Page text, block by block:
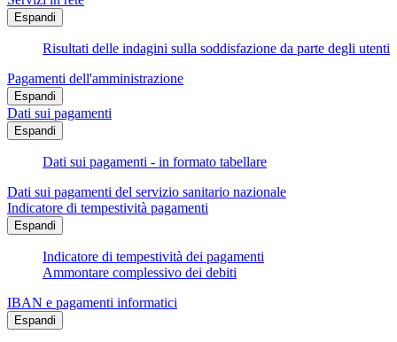
Espandi
Risultati delle indagini sulla soddisfazione da parte degli utenti
Pagamenti dell'amministrazione
Espandi
Dati sui pagamenti
Espandi
Dati sui pagamenti - in formato tabellare
Dati sui pagamenti del servizio sanitario nazionale
Indicatore di tempestività pagamenti
Espandi
Indicatore di tempestività dei pagamenti
Ammontare complessivo dei debiti
IBAN e pagamenti informatici
Espandi